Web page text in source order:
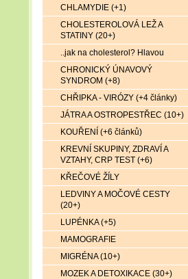
CHLAMYDIE (+1)
CHOLESTEROLOVÁ LEŽ A
STATINY (20+)
..jak na cholesterol? Hlavou
CHRONICKÝ ÚNAVOVÝ
SYNDROM (+8)
CHŘIPKA - VIRÓZY (+4 články)
JÁTRA A OSTROPESTŘEC (10+)
KOUŘENÍ (+6 článků)
KREVNÍ SKUPINY, ZDRAVÍ A
VZTAHY, CRP TEST (+6)
KŘEČOVÉ ŽÍLY
LEDVINY A MOČOVÉ CESTY
(20+)
LUPÉNKA (+5)
MAMOGRAFIE
MIGRÉNA (10+)
MOZEK A DETOXIKACE (30+)